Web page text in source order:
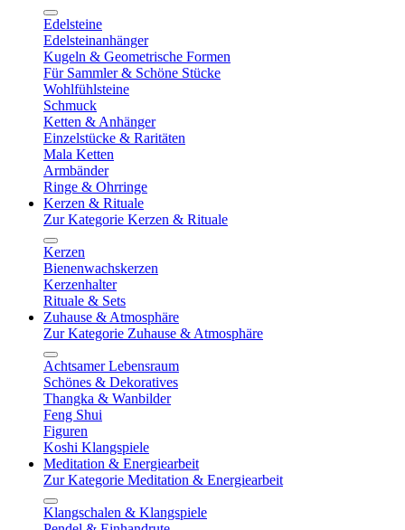
Edelsteine
Edelsteinanhänger
Kugeln & Geometrische Formen
Für Sammler & Schöne Stücke
Wohlfühlsteine
Schmuck
Ketten & Anhänger
Einzelstücke & Raritäten
Mala Ketten
Armbänder
Ringe & Ohrringe
Kerzen & Rituale
Zur Kategorie Kerzen & Rituale
Kerzen
Bienenwachskerzen
Kerzenhalter
Rituale & Sets
Zuhause & Atmosphäre
Zur Kategorie Zuhause & Atmosphäre
Achtsamer Lebensraum
Schönes & Dekoratives
Thangka & Wanbilder
Feng Shui
Figuren
Koshi Klangspiele
Meditation & Energiearbeit
Zur Kategorie Meditation & Energiearbeit
Klangschalen & Klangspiele